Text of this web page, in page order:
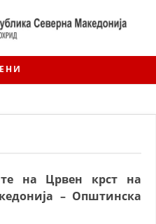
на Црвен крст на
– Општинска